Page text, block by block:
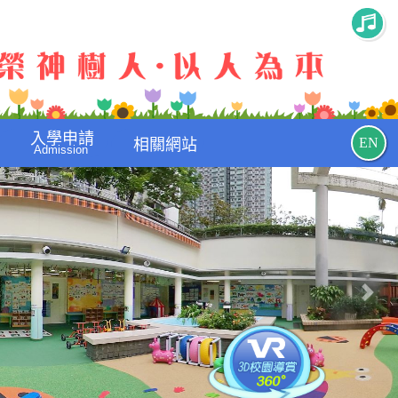
入學申請
Admission 相關網站 EN
Next